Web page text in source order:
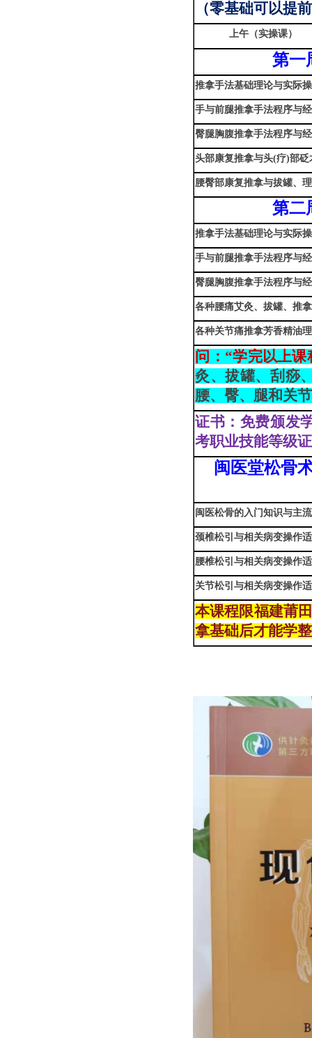
（零基础可以提
上午（实操课）
第一
推拿手法基础理论与实际
手与前腿推拿手法程序与
臀腿胸腹推拿手法程序与
头部康复推拿与头(疗)部砭
腰臀部康复推拿与拔罐、
第二
推拿手法基础理论与实际
手与前腿推拿手法程序与
臀腿胸腹推拿手法程序与
各种腰痛艾灸、拔罐、推
各种关节痛推拿芳香精油
问：“学完以上
灸、拔罐、刮痧
腰、臀、腿和关
证书：免费颁发
考职业技能等级
闽医堂松骨
闽医松骨的入门知识与主
颈椎松引与相关病变操作
腰椎松引与相关病变操作
关节松引与相关病变操作
本课程限福建莆
拿基础后才能学